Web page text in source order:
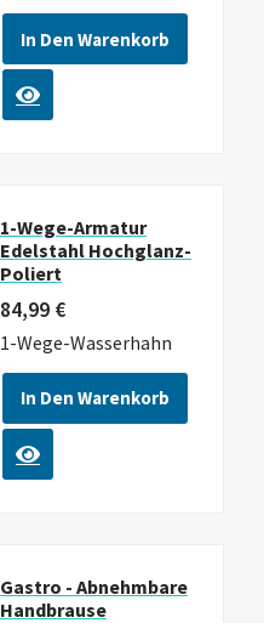
In Den Warenkorb
1-Wege-Armatur
Edelstahl Hochglanz-
Poliert
84,99 €
1-Wege-Wasserhahn
In Den Warenkorb
Gastro - Abnehmbare
Handbrause